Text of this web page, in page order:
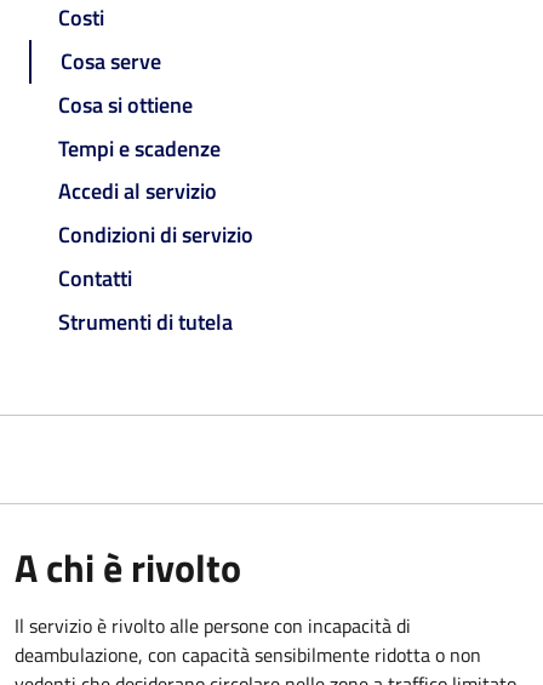
Costi
Cosa serve
Cosa si ottiene
Tempi e scadenze
Accedi al servizio
Condizioni di servizio
Contatti
Strumenti di tutela
A chi è rivolto
Il servizio è rivolto alle persone con incapacità di
deambulazione, con capacità sensibilmente ridotta o non